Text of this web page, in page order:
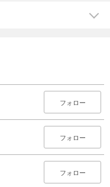
フォロー
フォロー
フォロー